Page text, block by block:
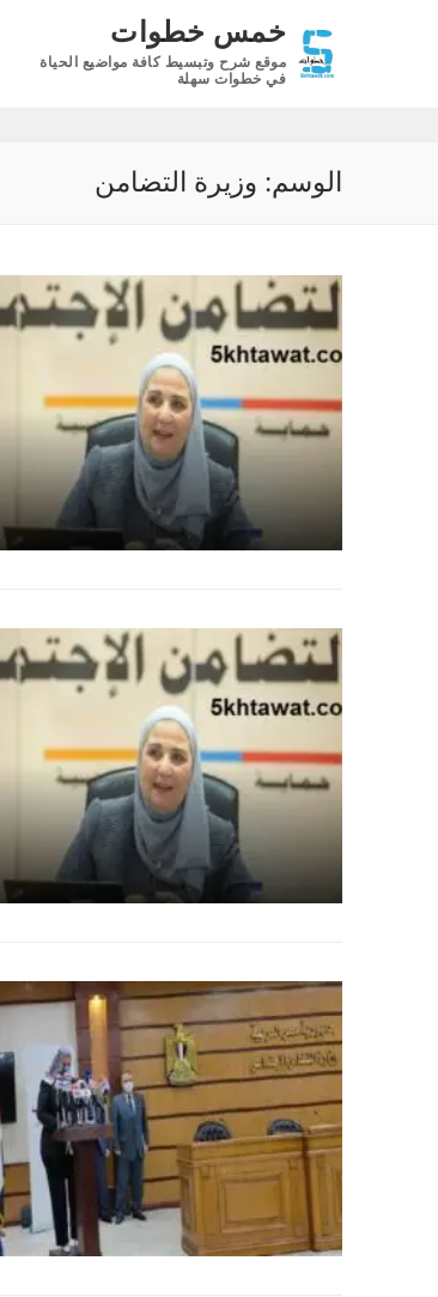
خمس خطوات
موقع شرح وتبسيط كافة مواضيع الحياة
في خطوات سهلة
الوسم: وزيرة التضامن